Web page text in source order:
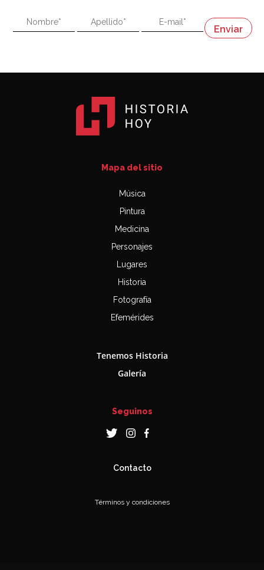
"En política, la estupidez no es una desventaja"
Napoleón
Mapa del sitio
Música
Pintura
Medicina
Personajes
Lugares
Historia
Fotografía
Efemérides
Tenemos Historia
Galería
Seguinos
Contacto
Términos y condiciones